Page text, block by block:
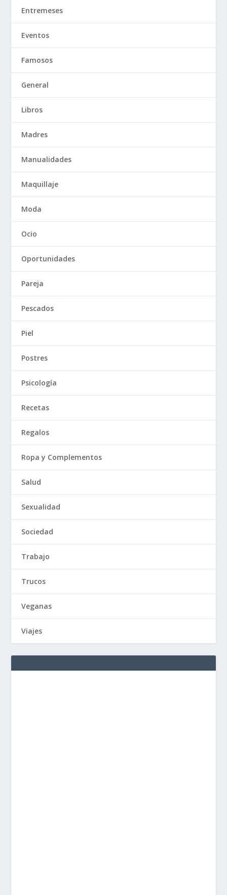
Entremeses
Eventos
Famosos
General
Libros
Madres
Manualidades
Maquillaje
Moda
Ocio
Oportunidades
Pareja
Pescados
Piel
Postres
Psicología
Recetas
Regalos
Ropa y Complementos
Salud
Sexualidad
Sociedad
Trabajo
Trucos
Veganas
Viajes